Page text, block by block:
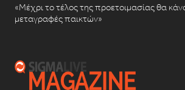
«Μέχρι το τέλος της προετοιμασίας θα
μεταγραφές παικτών»